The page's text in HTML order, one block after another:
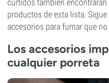
curtidos también
productos de esta lista.
accesorios para fumar que
Los accesorios
cualquier porreta